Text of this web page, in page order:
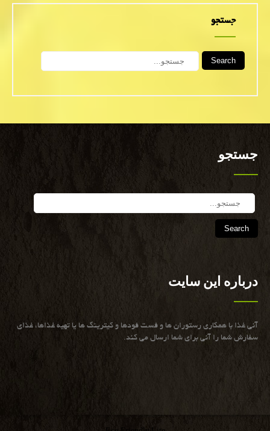
جستجو
Search
جستجو
درباره این سایت
آنی غذا با همكاری رستوران ها و فست فودها و كیترینگ ها یا تهیه غذاها، غذای
سفارش شما را آنی برای شما ارسال می كند.